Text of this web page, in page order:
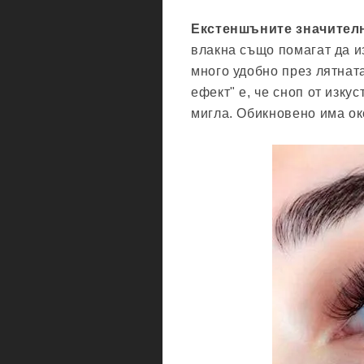
Екстеншъните
влакна също помагат да
много удобно през
ефект" е, че сноп от
мигла. Обикновено има